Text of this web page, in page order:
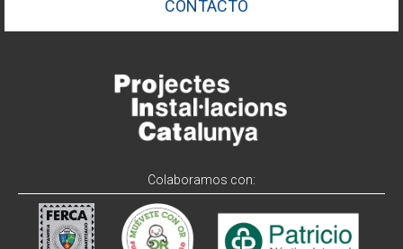
CONTACTO
Colaboramos con: